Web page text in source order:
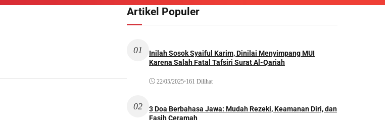
Artikel Populer
01
Inilah Sosok Syaiful Karim, Dinilai Menyimpang MUI
Karena Salah Fatal Tafsiri Surat Al-Qariah
22/05/2025•161 Dilihat
02
3 Doa Berbahasa Jawa: Mudah Rezeki, Keamanan Diri, dan
Fasih Ceramah